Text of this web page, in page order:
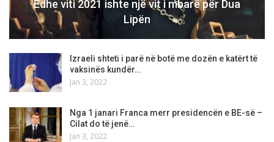
Edhe viti 2021 ishte një vit i mbarë për Dua
Lipën
Izraeli shteti i parë në botë me dozën e katërt të
vaksinës kundër…
Jan 3, 2022
Nga 1 janari Franca merr presidencën e BE-së –
Cilat do të jenë…
Jan 3, 2022